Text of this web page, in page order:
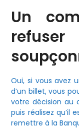
Un
Oui, si vous avez
d’un billet, vous
votre décision au
puis réalisez qu’il
remettre à la